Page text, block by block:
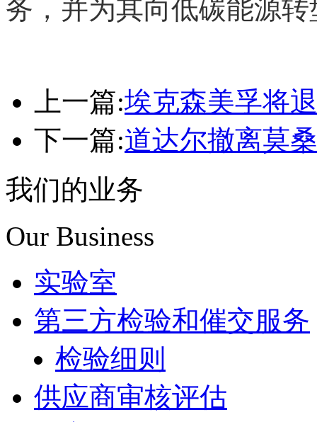
务，并为其向低碳能源
上一篇:埃克森美孚将
下一篇:道达尔撤离莫
我们的业务
Our Business
实验室
第三方检验和催交服务
检验细则
供应商审核评估